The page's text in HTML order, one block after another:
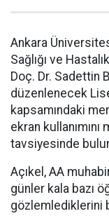
Ankara
Sağlığı ve
Doç. Dr. Sadettin
düzenlenecek
kapsamındaki
ekran kullanımını
tavsiyesinde
Açıkel, AA
günler kala bazı
gözlemlediklerini